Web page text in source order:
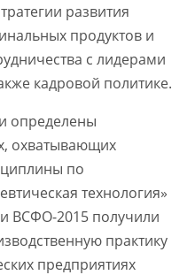
развития
продуктов и
с лидерами
кадровой политике.
определены
охватывающих
по
технология»
ВСФО-2015 получили
практику
предприятиях